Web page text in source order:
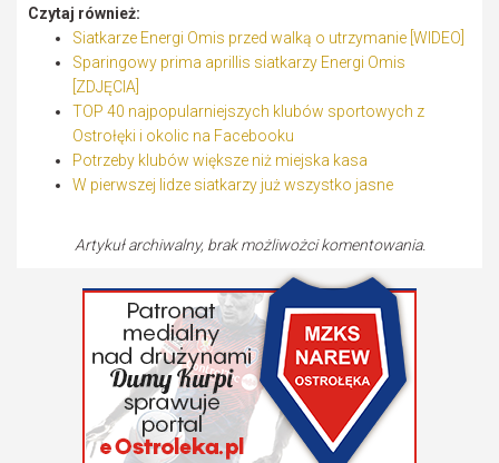
Czytaj również:
Siatkarze Energi Omis przed walką o utrzymanie [WIDEO]
Sparingowy prima aprillis siatkarzy Energi Omis
[ZDJĘCIA]
TOP 40 najpopularniejszych klubów sportowych z
Ostrołęki i okolic na Facebooku
Potrzeby klubów większe niż miejska kasa
W pierwszej lidze siatkarzy już wszystko jasne
Artykuł archiwalny, brak możliwożci komentowania.